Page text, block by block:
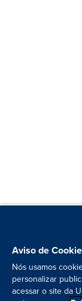
Aviso de
Nós usamos
personalizar
acessar o site da